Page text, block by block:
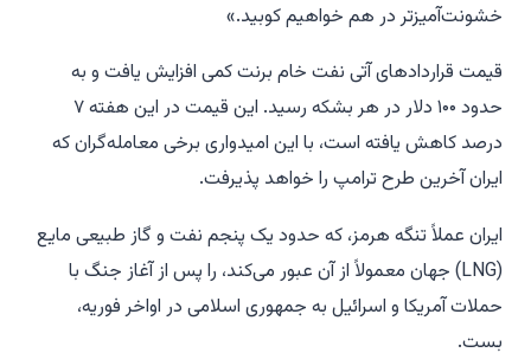
خشونت‌آمیزتر در هم خواهیم کوبید.»
قیمت قراردادهای آتی نفت خام برنت کمی افزایش یافت و به
حدود ۱۰۰ دلار در هر بشکه رسید. این قیمت در این هفته ۷
درصد کاهش یافته است، با این امیدواری برخی معامله‌گران که
ایران آخرین طرح ترامپ را خواهد پذیرفت.
ایران عملاً تنگه هرمز، که حدود یک پنجم نفت و گاز طبیعی مایع
(LNG) جهان معمولاً از آن عبور می‌کند، را پس از آغاز جنگ با
حملات آمریکا و اسرائیل به جمهوری اسلامی در اواخر فوریه،
بست.